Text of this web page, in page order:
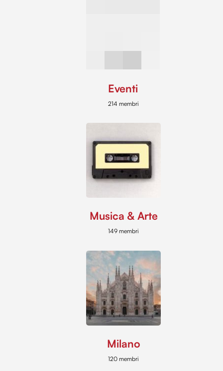
Eventi
214 membri
Musica & Arte
149 membri
Milano
120 membri